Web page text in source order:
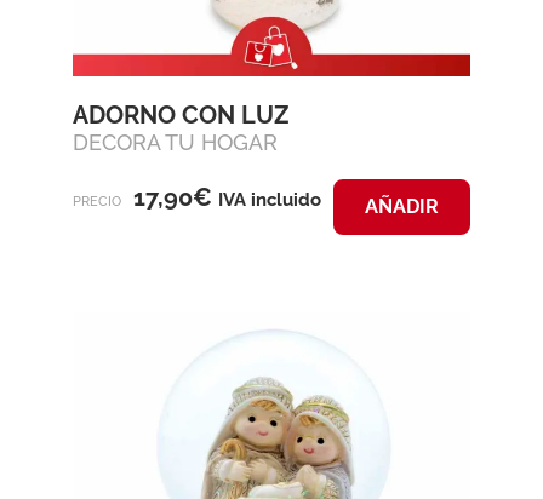
ADORNO CON LUZ
DECORA TU HOGAR
PRECIO 17,90€ IVA incluido AÑADIR